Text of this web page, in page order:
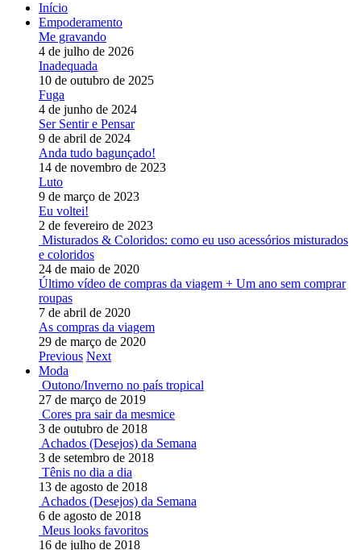
Início
Empoderamento
Me gravando
4 de julho de 2026
Inadequada
10 de outubro de 2025
Fuga
4 de junho de 2024
Ser Sentir e Pensar
9 de abril de 2024
Anda tudo bagunçado!
14 de novembro de 2023
Luto
9 de março de 2023
Eu voltei!
2 de fevereiro de 2023
Misturados & Coloridos: como eu uso acessórios misturados
e coloridos
24 de maio de 2020
Último vídeo de compras da viagem + Um ano sem comprar
roupas
7 de abril de 2020
As compras da viagem
29 de março de 2020
Previous Next
Moda
Outono/Inverno no país tropical
27 de março de 2019
Cores pra sair da mesmice
3 de outubro de 2018
Achados (Desejos) da Semana
3 de setembro de 2018
Tênis no dia a dia
13 de agosto de 2018
Achados (Desejos) da Semana
6 de agosto de 2018
Meus looks favoritos
16 de julho de 2018